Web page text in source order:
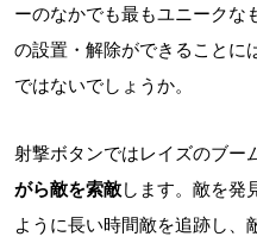
ーのなかでも最もユニークな
の設置・解除ができることに
ではないでしょうか。
射撃ボタンではレイズのブー
がら敵を索敵します。敵を発
ように長い時間敵を追跡し、